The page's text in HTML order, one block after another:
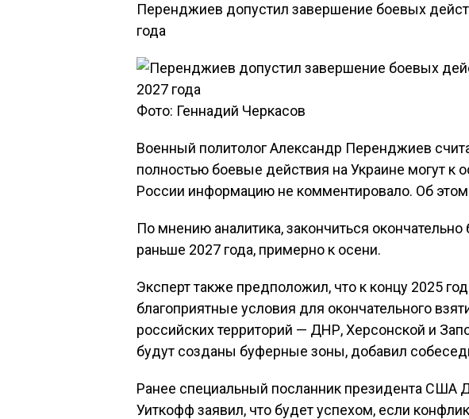
Перенджиев допустил завершение боевых
года
Фото: Геннадий Черкасов
Военный политолог Александр Перенджиев
полностью боевые действия на Украине могут к
России информацию не комментировало. Об этом
По мнению аналитика, закончиться
раньше 2027 года, примерно к осени.
Эксперт также предположил, что к концу 2025
благоприятные условия для окончательного
российских территорий — ДНР, Херсонской и
будут созданы буферные зоны, добавил
Ранее специальный посланник президента США
Уиткофф заявил, что будет успехом, если